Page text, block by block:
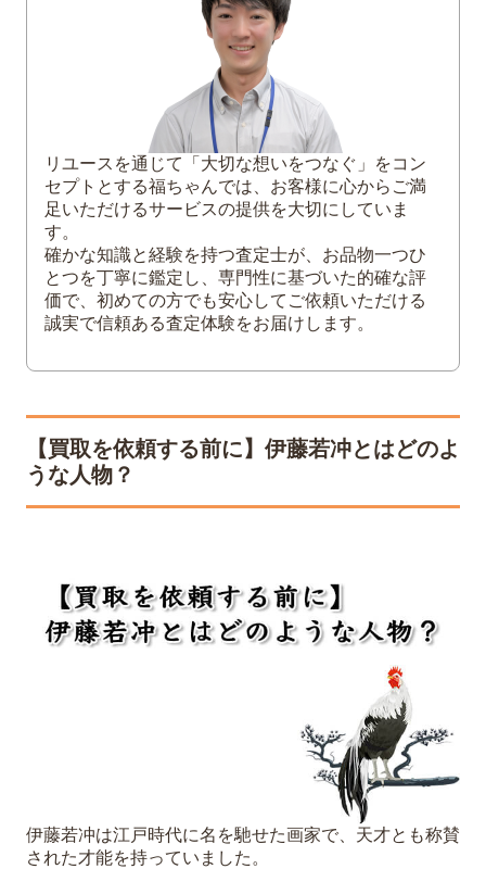
紫陽花双鶏図
群魚図
南天雄鶏図
日出鳳凰図
雪中雄鶏図
3
高価買取が期待できる伊藤若冲作品のポイ
ントは？
付属品があること
鑑定書や落款があること
5
伊藤若冲の買取なら一流の査定士が在籍す
る「福ちゃん」にお任せ！
リユースを通じて「大切な想いをつなぐ」をコン
セプトとする福ちゃんでは、お客様に心からご満
足いただけるサービスの提供を大切にしていま
す。
確かな知識と経験を持つ査定士が、お品物一つひ
とつを丁寧に鑑定し、専門性に基づいた的確な評
価で、初めての方でも安心してご依頼いただける
誠実で信頼ある査定体験をお届けします。
【買取を依頼する前に】伊藤若冲とはどのよ
うな人物？
伊藤若冲は江戸時代に名を馳せた画家で、天才とも称賛
された才能を持っていました。